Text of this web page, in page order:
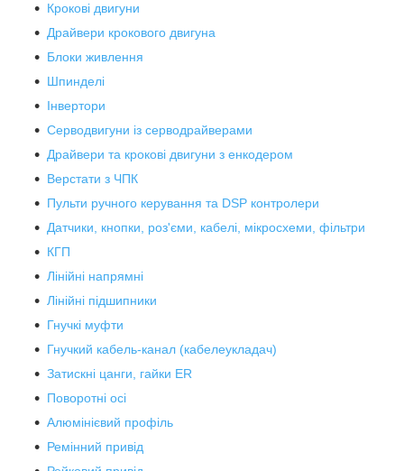
Крокові двигуни
Драйвери крокового двигуна
Блоки живлення
Шпинделі
Інвертори
Серводвигуни із серводрайверами
Драйвери та крокові двигуни з енкодером
Верстати з ЧПК
Пульти ручного керування та DSP контролери
Датчики, кнопки, роз'єми, кабелі, мікросхеми, фільтри
КГП
Лінійні напрямні
Лінійні підшипники
Гнучкі муфти
Гнучкий кабель-канал (кабелеукладач)
Затискні цанги, гайки ER
Поворотні осі
Алюмінієвий профіль
Ремінний привід